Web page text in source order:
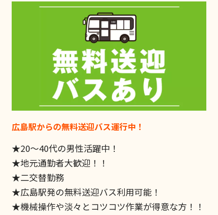
広島駅からの無料送迎バス運行中！
★20～40代の男性活躍中！
★地元通勤者大歓迎！！
★二交替勤務
★広島駅発の無料送迎バス利用可能！
★機械操作や淡々とコツコツ作業が得意な方！！